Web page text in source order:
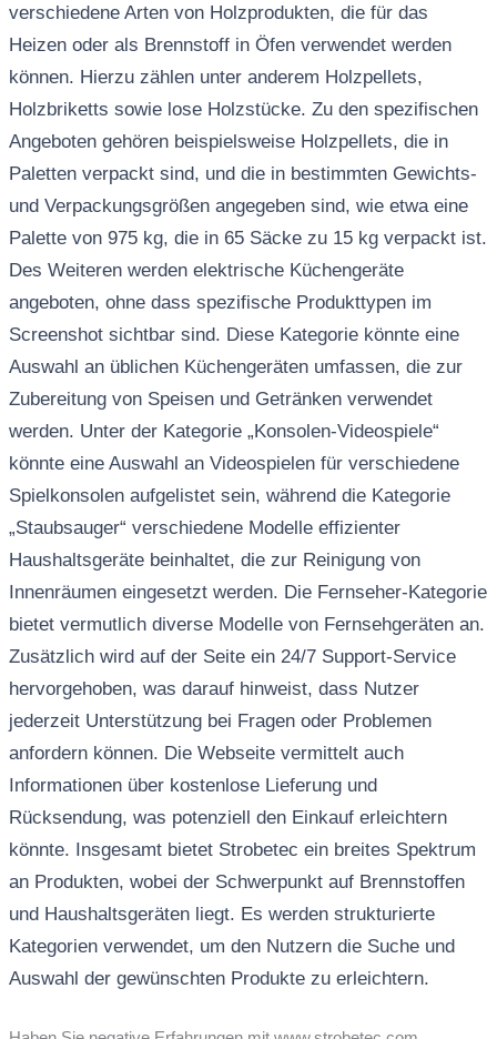
verschiedene Arten von Holzprodukten, die für das
Heizen oder als Brennstoff in Öfen verwendet werden
können. Hierzu zählen unter anderem Holzpellets,
Holzbriketts sowie lose Holzstücke. Zu den spezifischen
Angeboten gehören beispielsweise Holzpellets, die in
Paletten verpackt sind, und die in bestimmten Gewichts-
und Verpackungsgrößen angegeben sind, wie etwa eine
Palette von 975 kg, die in 65 Säcke zu 15 kg verpackt ist.
Des Weiteren werden elektrische Küchengeräte
angeboten, ohne dass spezifische Produkttypen im
Screenshot sichtbar sind. Diese Kategorie könnte eine
Auswahl an üblichen Küchengeräten umfassen, die zur
Zubereitung von Speisen und Getränken verwendet
werden. Unter der Kategorie „Konsolen-Videospiele“
könnte eine Auswahl an Videospielen für verschiedene
Spielkonsolen aufgelistet sein, während die Kategorie
„Staubsauger“ verschiedene Modelle effizienter
Haushaltsgeräte beinhaltet, die zur Reinigung von
Innenräumen eingesetzt werden. Die Fernseher-Kategorie
bietet vermutlich diverse Modelle von Fernsehgeräten an.
Zusätzlich wird auf der Seite ein 24/7 Support-Service
hervorgehoben, was darauf hinweist, dass Nutzer
jederzeit Unterstützung bei Fragen oder Problemen
anfordern können. Die Webseite vermittelt auch
Informationen über kostenlose Lieferung und
Rücksendung, was potenziell den Einkauf erleichtern
könnte. Insgesamt bietet Strobetec ein breites Spektrum
an Produkten, wobei der Schwerpunkt auf Brennstoffen
und Haushaltsgeräten liegt. Es werden strukturierte
Kategorien verwendet, um den Nutzern die Suche und
Auswahl der gewünschten Produkte zu erleichtern.